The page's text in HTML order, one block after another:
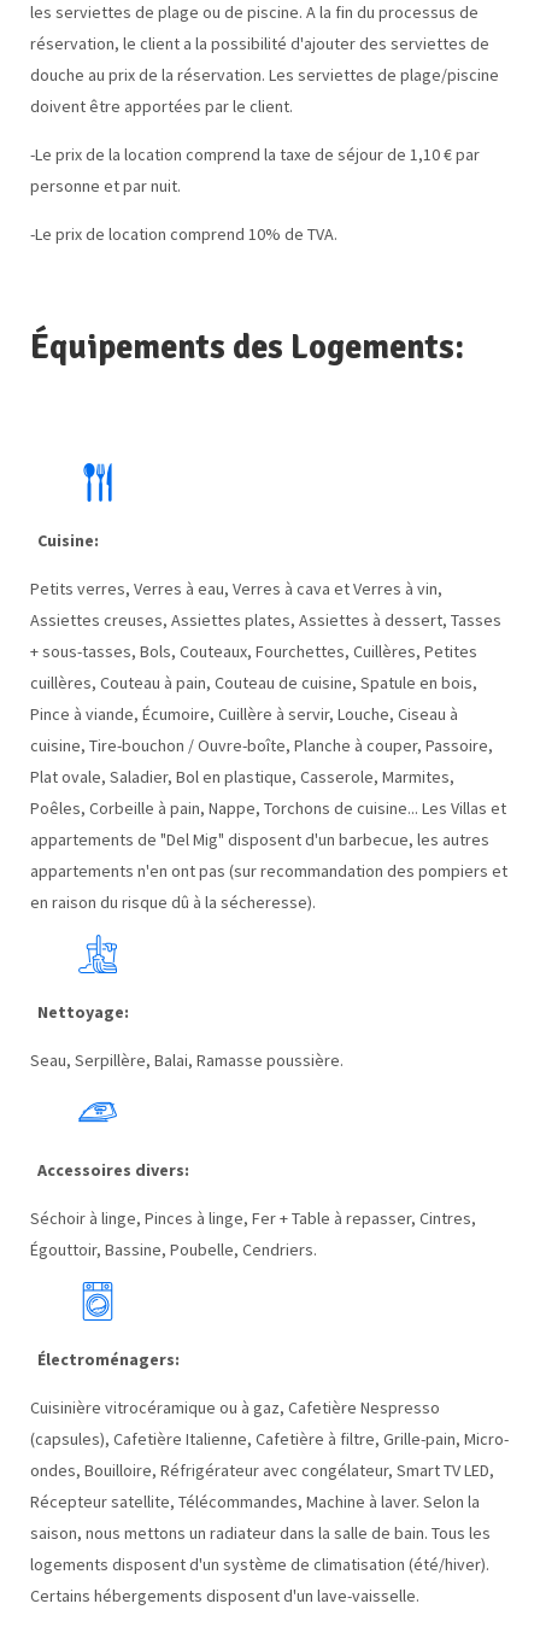
les serviettes de plage ou de piscine. A la fin du processus de
réservation, le client a la possibilité d'ajouter des serviettes de
douche au prix de la réservation. Les serviettes de plage/piscine
doivent être apportées par le client.
-Le prix de la location comprend la taxe de séjour de 1,10 € par
personne et par nuit.
-Le prix de location comprend 10% de TVA.
Équipements des Logements:
Cuisine:
Petits verres, Verres à eau, Verres à cava et Verres à vin,
Assiettes creuses, Assiettes plates, Assiettes à dessert, Tasses
+ sous-tasses, Bols, Couteaux, Fourchettes, Cuillères, Petites
cuillères, Couteau à pain, Couteau de cuisine, Spatule en bois,
Pince à viande, Écumoire, Cuillère à servir, Louche, Ciseau à
cuisine, Tire-bouchon / Ouvre-boîte, Planche à couper, Passoire,
Plat ovale, Saladier, Bol en plastique, Casserole, Marmites,
Poêles, Corbeille à pain, Nappe, Torchons de cuisine... Les Villas et
appartements de "Del Mig" disposent d'un barbecue, les autres
appartements n'en ont pas (sur recommandation des pompiers et
en raison du risque dû à la sécheresse).
Nettoyage:
Seau, Serpillère, Balai, Ramasse poussière.
Accessoires divers:
Séchoir à linge, Pinces à linge, Fer + Table à repasser, Cintres,
Égouttoir, Bassine, Poubelle, Cendriers.
Électroménagers:
Cuisinière vitrocéramique ou à gaz, Cafetière Nespresso
(capsules), Cafetière Italienne, Cafetière à filtre, Grille-pain, Micro-
ondes, Bouilloire, Réfrigérateur avec congélateur, Smart TV LED,
Récepteur satellite, Télécommandes, Machine à laver. Selon la
saison, nous mettons un radiateur dans la salle de bain. Tous les
logements disposent d'un système de climatisation (été/hiver).
Certains hébergements disposent d'un lave-vaisselle.